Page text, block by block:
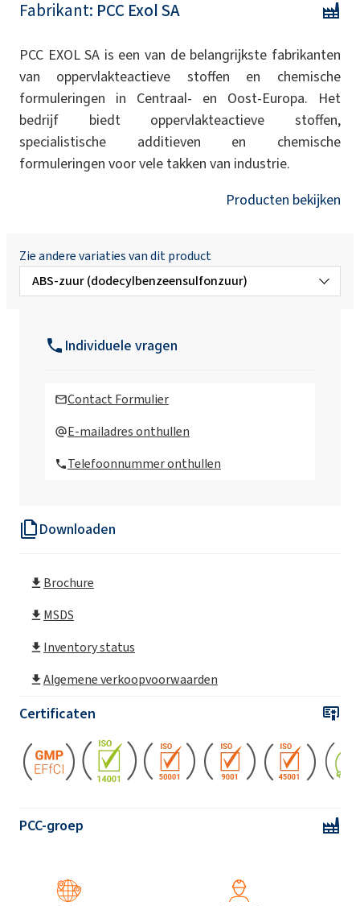
Downloaden
Brochure
MSDS
Inventory status
Algemene verkoopvoorwaarden
Certificaten
PCC-groep
Fabrikant: PCC Exol SA
PCC EXOL SA is een van de belangrijkste fabrikanten
van oppervlakteactieve stoffen en chemische
formuleringen in Centraal- en Oost-Europa. Het
bedrijf biedt oppervlakteactieve stoffen,
specialistische additieven en chemische
formuleringen voor vele takken van industrie.
Producten bekijken
Zie andere variaties van dit product
ABS-zuur (dodecylbenzeensulfonzuur)
ABSNa 60
ABSNa 25
Individuele vragen
Contact Formulier
E-mailadres onthullen
Telefoonnummer onthullen